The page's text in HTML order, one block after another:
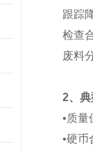
跟踪
检查
废料
2、
•质量
•硬币